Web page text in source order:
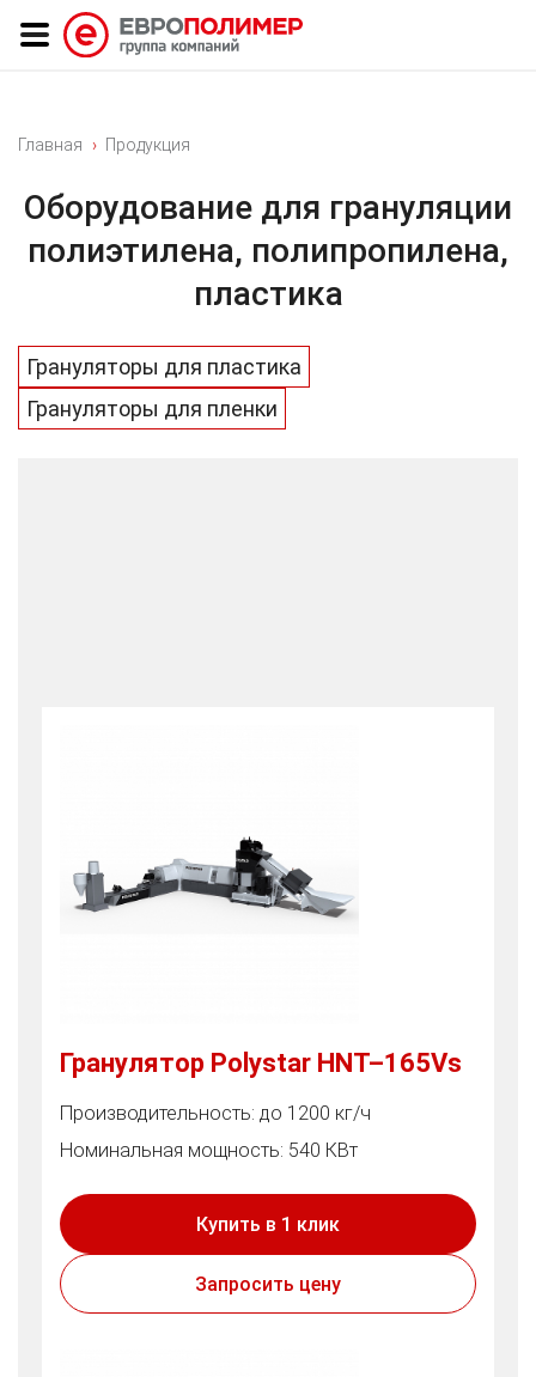
Главная Продукция
Оборудование для грануляции
полиэтилена, полипропилена,
пластика
Грануляторы для пластика
Грануляторы для пленки
Гранулятор Polystar HNT–165Vs
Производительность: до 1200 кг/ч
Номинальная мощность: 540 КВт
Купить в 1 клик
Запросить цену